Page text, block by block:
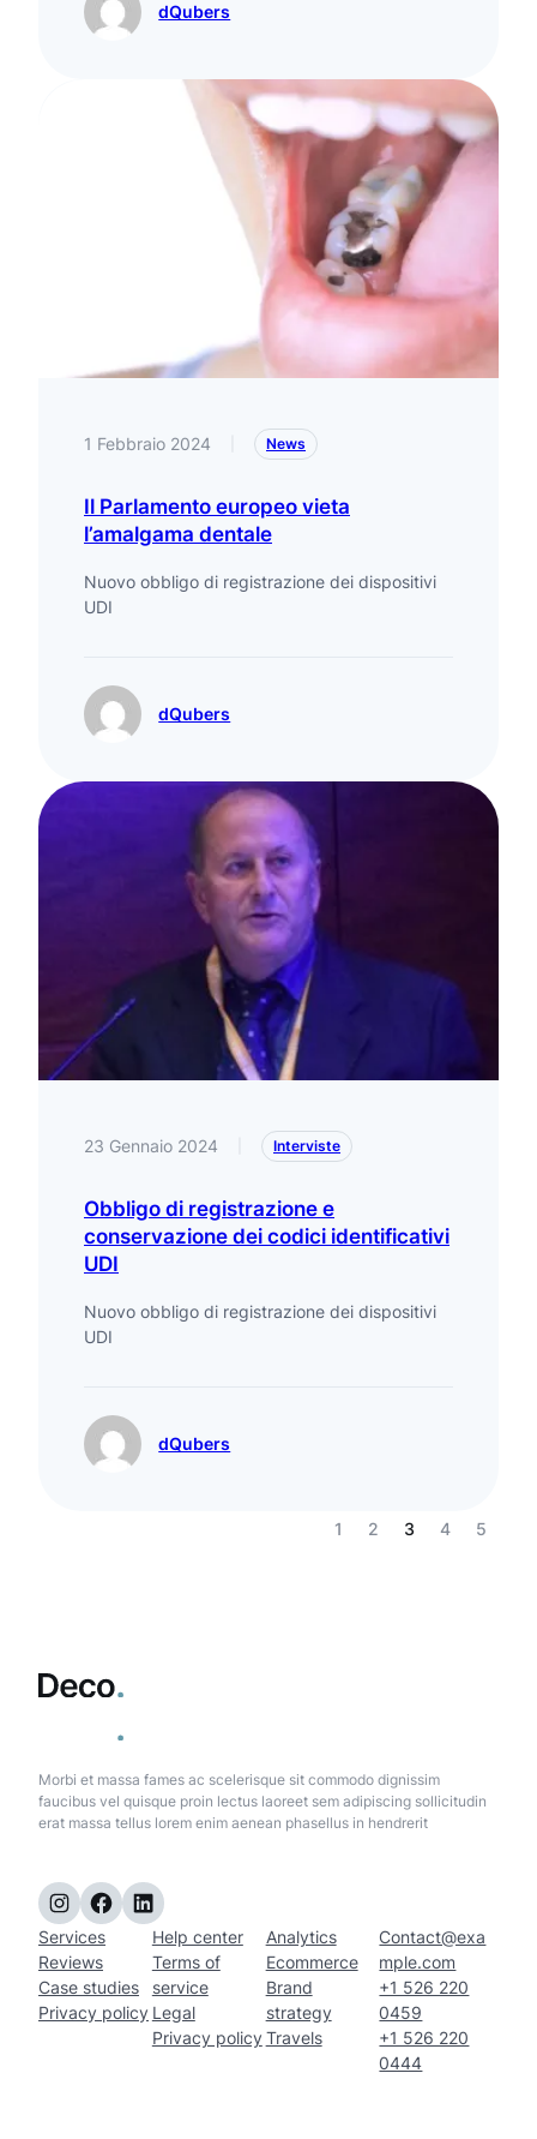
dQubers
1 Febbraio 2024 News
Il Parlamento europeo vieta
l’amalgama dentale
Nuovo obbligo di registrazione dei dispositivi
UDI
dQubers
23 Gennaio 2024 Interviste
Obbligo di registrazione e
conservazione dei codici identificativi
UDI
Nuovo obbligo di registrazione dei dispositivi
UDI
dQubers
1 2 3 4 5
Morbi et massa fames ac scelerisque sit commodo dignissim
faucibus vel quisque proin lectus laoreet sem adipiscing sollicitudin
erat massa tellus lorem enim aenean phasellus in hendrerit
Instagram Facebook LinkedIn
Services
Reviews
Case studies
Privacy policy
Help center
Terms of
service
Legal
Privacy policy
Analytics
Ecommerce
Brand
strategy
Travels
Contact@exa
mple.com
+1 526 220
0459
+1 526 220
0444